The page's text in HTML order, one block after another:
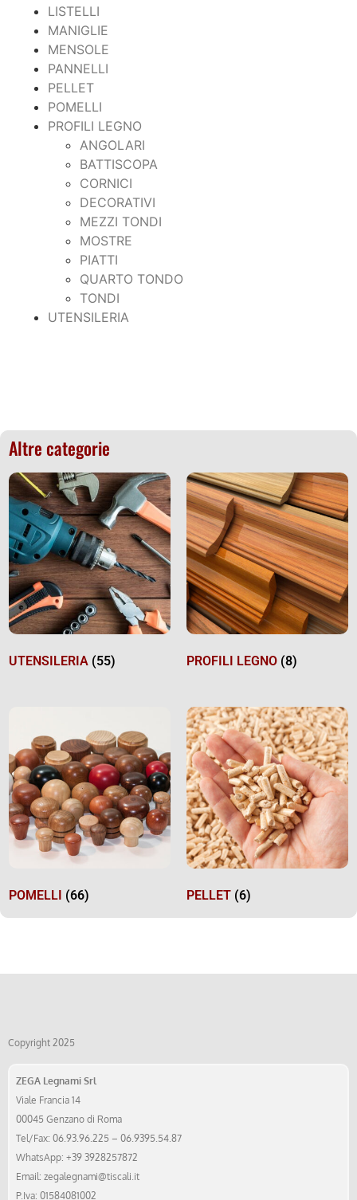
LISTELLI
MANIGLIE
MENSOLE
PANNELLI
PELLET
POMELLI
PROFILI LEGNO
ANGOLARI
BATTISCOPA
CORNICI
DECORATIVI
MEZZI TONDI
MOSTRE
PIATTI
QUARTO TONDO
TONDI
UTENSILERIA
Altre categorie
UTENSILERIA (55) PROFILI LEGNO (8)
POMELLI (66) PELLET (6)
Copyright 2025
ZEGA Legnami Srl
Viale Francia 14
00045 Genzano di Roma
Tel/Fax: 06.93.96.225 – 06.9395.54.87
WhatsApp: +39 3928257872
Email: zegalegnami@tiscali.it
P.Iva: 01584081002